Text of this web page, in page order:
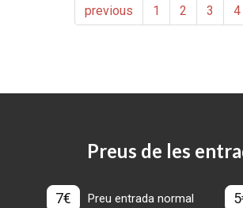
previous 1 2 3 4
Preus de les
7€ Preu entrada normal